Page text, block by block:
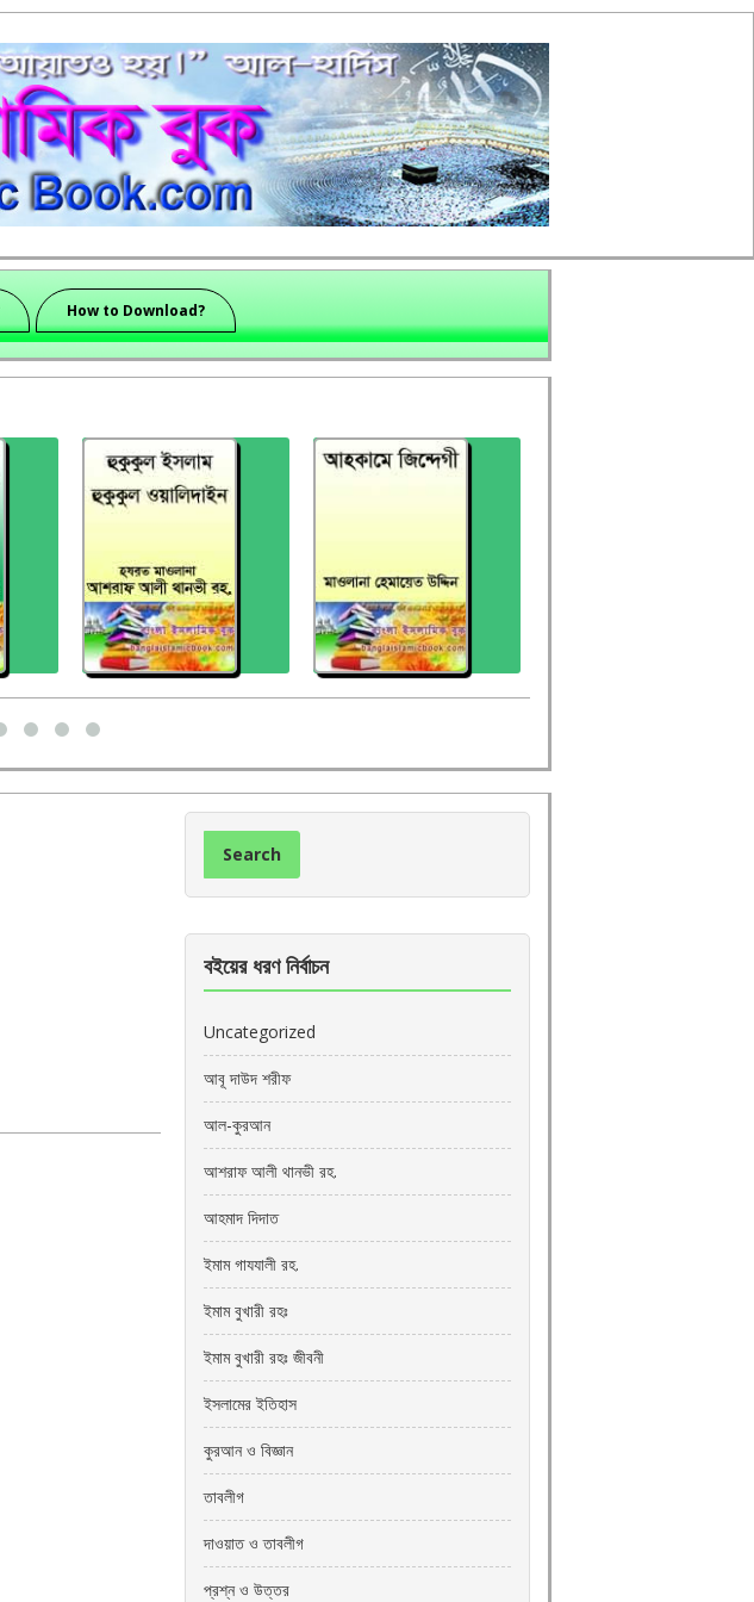
How to Download?
বইয়ের ধরণ নির্বাচন
Uncategorized
আবূ দাউদ শরীফ
আল-কুরআন
আশরাফ আলী থানভী রহ.
আহমাদ দিদাত
ইমাম গাযযালী রহ.
ইমাম বুখারী রহঃ
ইমাম বুখারী রহঃ জীবনী
ইসলামের ইতিহাস
কুরআন ও বিজ্ঞান
তাবলীগ
দাওয়াত ও তাবলীগ
প্রশ্ন ও উত্তর